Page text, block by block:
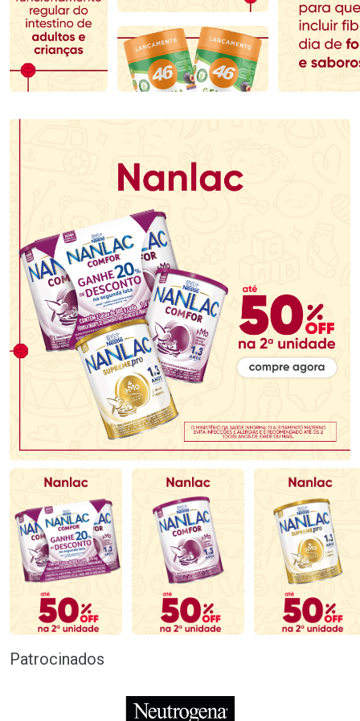
Comprar sem Desconto
Por R$ 145,49/cada
Comprar sem Desconto
Por R$ 145,49/cada
Comprar sem Desconto
Por R$ 166,99/cada
Comprar sem Desconto
Por R$ 166,99/cada
Patrocinados